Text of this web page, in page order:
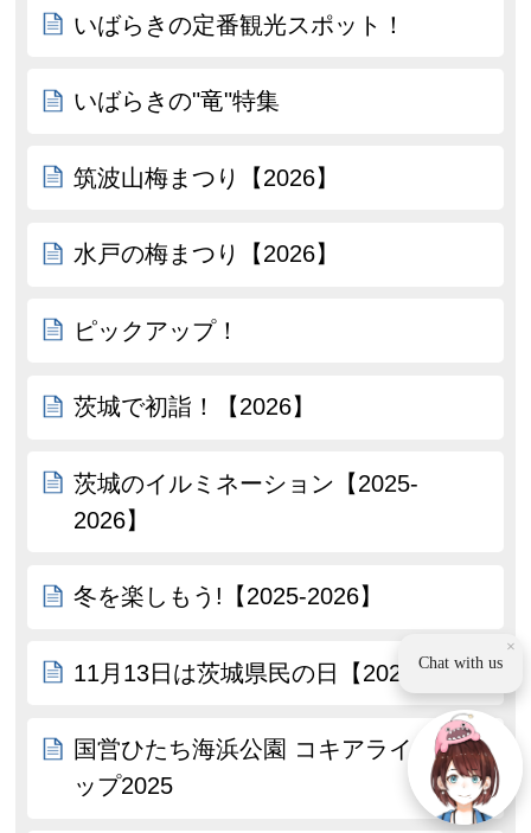
いばらきの定番観光スポット！
いばらきの"竜"特集
筑波山梅まつり【2026】
水戸の梅まつり【2026】
ピックアップ！
茨城で初詣！【2026】
茨城のイルミネーション【2025-
2026】
冬を楽しもう!【2025-2026】
11月13日は茨城県民の日【2025】
国営ひたち海浜公園 コキアライトア
ップ2025
×
Chat with us